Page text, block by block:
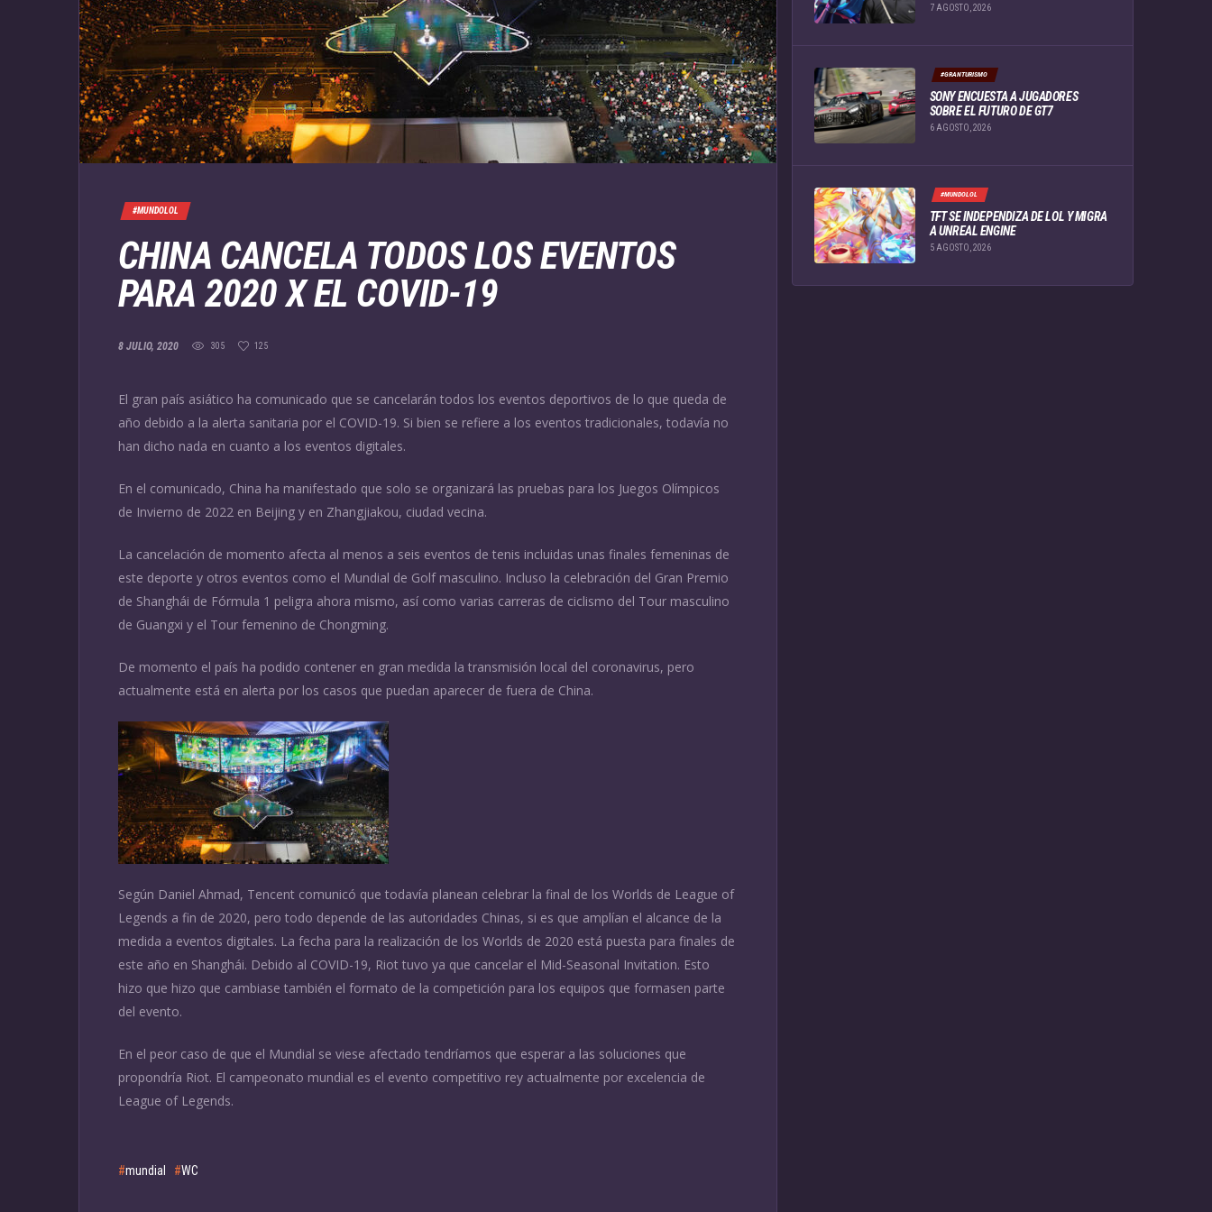
#MUNDOLOL
CHINA CANCELA TODOS LOS EVENTOS
PARA 2020 X EL COVID-19
8 JULIO, 2020 305 125
El gran país asiático ha comunicado que se cancelarán todos los eventos deportivos de lo que queda de
año debido a la alerta sanitaria por el COVID-19. Si bien se refiere a los eventos tradicionales, todavía no
han dicho nada en cuanto a los eventos digitales.
En el comunicado, China ha manifestado que solo se organizará las pruebas para los Juegos Olímpicos
de Invierno de 2022 en Beijing y en Zhangjiakou, ciudad vecina.
La cancelación de momento afecta al menos a seis eventos de tenis incluidas unas finales femeninas de
este deporte y otros eventos como el Mundial de Golf masculino. Incluso la celebración del Gran Premio
de Shanghái de Fórmula 1 peligra ahora mismo, así como varias carreras de ciclismo del Tour masculino
de Guangxi y el Tour femenino de Chongming.
De momento el país ha podido contener en gran medida la transmisión local del coronavirus, pero
actualmente está en alerta por los casos que puedan aparecer de fuera de China.
Según Daniel Ahmad, Tencent comunicó que todavía planean celebrar la final de los Worlds de League of
Legends a fin de 2020, pero todo depende de las autoridades Chinas, si es que amplían el alcance de la
medida a eventos digitales. La fecha para la realización de los Worlds de 2020 está puesta para finales de
este año en Shanghái. Debido al COVID-19, Riot tuvo ya que cancelar el Mid-Seasonal Invitation. Esto
hizo que hizo que cambiase también el formato de la competición para los equipos que formasen parte
del evento.
En el peor caso de que el Mundial se viese afectado tendríamos que esperar a las soluciones que
propondría Riot. El campeonato mundial es el evento competitivo rey actualmente por excelencia de
League of Legends.
mundial WC
7 AGOSTO, 2026
#GRANTURISMO
SONY ENCUESTA A JUGADORES
SOBRE EL FUTURO DE GT7
6 AGOSTO, 2026
#MUNDOLOL
TFT SE INDEPENDIZA DE LOL Y MIGRA
A UNREAL ENGINE
5 AGOSTO, 2026